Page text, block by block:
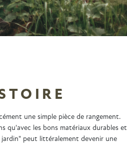
une simple pièce de rangement.
qu'avec les bons matériaux durables et
peut littéralement devenir une